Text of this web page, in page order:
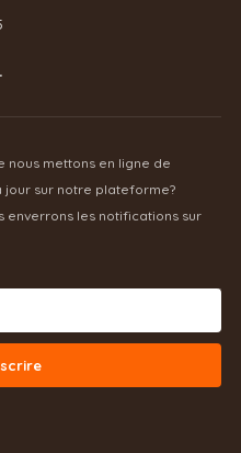
nous mettons en ligne de
jour sur notre plateforme?
enverrons les notifications sur